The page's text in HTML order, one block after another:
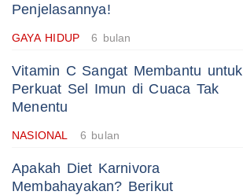
Penjelasannya!
GAYA HIDUP 6 bulan
Vitamin C Sangat Membantu untuk
Perkuat Sel Imun di Cuaca Tak
Menentu
NASIONAL 6 bulan
Apakah Diet Karnivora
Membahayakan? Berikut